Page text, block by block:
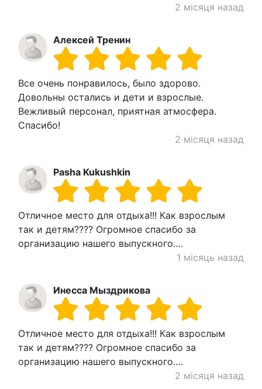
2 місяця назад
Алексей Тренин
Все очень понравилось, было здорово.
Довольны остались и дети и взрослые.
Вежливый персонал, приятная атмосфера.
Спасибо!
2 місяця назад
Pasha Kukushkin
Отличное место для отдыха!!! Как взрослым
так и детям???? Огромное спасибо за
организацию нашего выпускного.…
1 місяць назад
Инесса Мыздрикова
Отличное место для отдыха!!! Как взрослым
так и детям???? Огромное спасибо за
организацию нашего выпускного.…
2 місяця назад